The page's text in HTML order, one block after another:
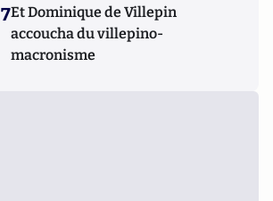
7Et Dominique de Villepin
accoucha du villepino-
macronisme